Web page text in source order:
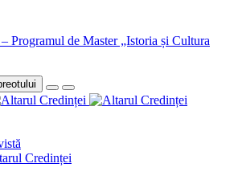
Programul de Master „Istoria și Cultura
Credinței